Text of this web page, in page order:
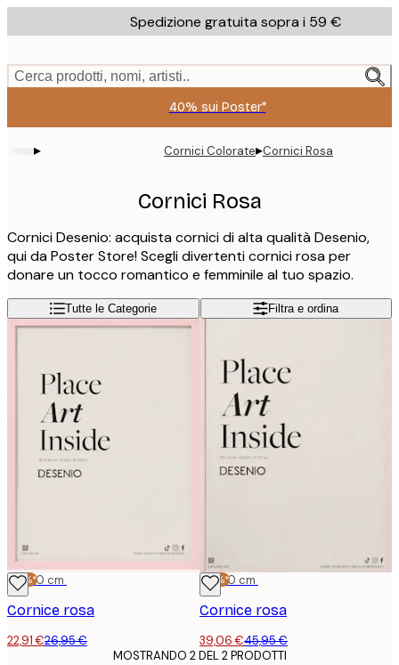
to
content.
Spedizione gratuita sopra i 59 €
Cerca prodotti, nomi, artisti..
40% sui Poster*
▸ Cornici Colorate▸Cornici Rosa
Cornici Rosa
Cornici Desenio: acquista cornici di alta qualità Desenio,
qui da Poster Store! Scegli divertenti cornici rosa per
donare un tocco romantico e femminile al tuo spazio.
Tutte le Categorie Filtra e ordina
-15%*
30x40 cm
Cornice rosa
22,91 €26,95 €
-15%*
50x70 cm
Cornice rosa
39,06 €45,95 €
MOSTRANDO 2 DEL 2 PRODOTTI